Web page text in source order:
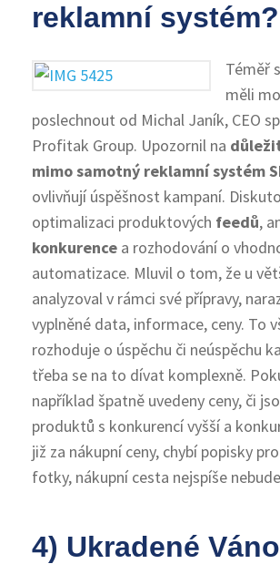
reklamní systém?
Téměř
měli
poslechnout od Michal Janík, CEO
Profitak Group. Upozornil na
mimo samotný reklamní systém
ovlivňují úspěšnost kampaní.
optimalizaci produktových feedů,
konkurence a rozhodování o
automatizace. Mluvil o tom, že u
analyzoval v rámci své přípravy,
vyplněné data, informace, ceny. To
rozhoduje o úspěchu či neúspěchu
třeba se na to dívat komplexně.
například špatně uvedeny ceny, či
produktů s konkurencí vyšší a
již za nákupní ceny, chybí popisky
fotky, nákupní cesta nejspíše
4) Ukradené